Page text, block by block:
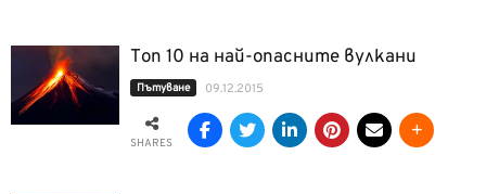
Топ 10 на най-опасните вулкани
Пътуване 09.12.2015
SHARES